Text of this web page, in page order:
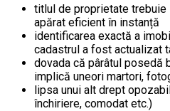
titlul de proprietate
apărat eficient în instanță
identificarea exactă a
cadastrul a fost actualizat
dovada că pârâtul posedă
implică uneori martori,
lipsa unui alt drept
închiriere, comodat etc.)